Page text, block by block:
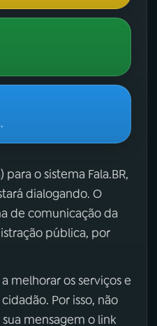
o sistema Fala.BR,
dialogando. O
de comunicação da
pública, por
melhorar os serviços e
Por isso, não
mensagem o link